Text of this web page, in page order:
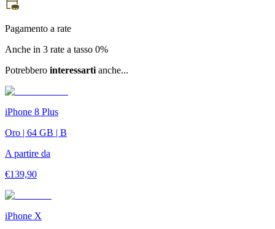
Pagamento a rate
Anche in 3 rate a tasso 0%
Potrebbero interessarti anche...
iPhone 8 Plus
Oro | 64 GB | B
A partire da
€139,90
iPhone X